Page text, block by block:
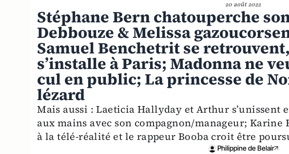
20 août 2022
Stéphane Bern chatouperche
Debbouze & Melissa
Samuel Benchetrit se
s’installe à Paris; Madonna ne
cul en public; La princesse de
lézard
Mais aussi : Laeticia Hallyday et Arthur s’unissent
aux mains avec son compagnon/manageur;
à la télé-réalité et le rappeur Booba croit être
Philippine de Belair